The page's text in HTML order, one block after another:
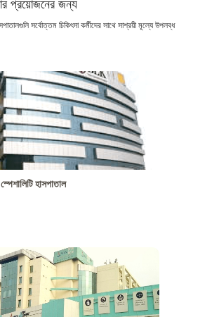
প্রয়োজনের জন্য
সর্বোত্তম চিকিৎসা কর্মীদের সাথে সাশ্রয়ী মূল্যে উপলব্ধ
হাসপাতাল